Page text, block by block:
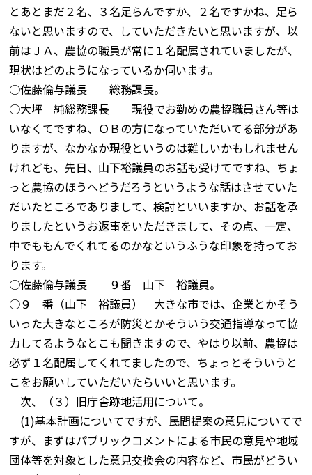
とあとまだ２名、３名足らんですか、２名ですかね、足ら
ないと思いますので、していただきたいと思いますが、以
前はＪＡ、農協の職員が常に１名配属されていましたが、
現状はどのようになっているか伺います。
○佐藤倫与議長 総務課長。
○大坪 純総務課長 現役でお勤めの農協職員さん等は
いなくてですね、ＯＢの方になっていただいてる部分があ
りますが、なかなか現役というのは難しいかもしれません
けれども、先日、山下裕議員のお話も受けてですね、ちょ
っと農協のほうへどうだろうというような話はさせていた
だいたところでありまして、検討といいますか、お話を承
りましたというお返事をいただきまして、その点、一定、
中でももんでくれてるのかなというふうな印象を持ってお
ります。
○佐藤倫与議長 ９番 山下 裕議員。
○９ 番（山下 裕議員） 大きな市では、企業とかそう
いった大きなところが防災とかそういう交通指導なって協
力してるようなとこも聞きますので、やはり以前、農協は
必ず１名配属してくれてましたので、ちょっとそういうと
こをお願いしていただいたらいいと思います。
次、（３）旧庁舎跡地活用について。
(1)基本計画についてですが、民間提案の意見についてで
すが、まずはパブリックコメントによる市民の意見や地域
団体等を対象とした意見交換会の内容など、市民がどうい